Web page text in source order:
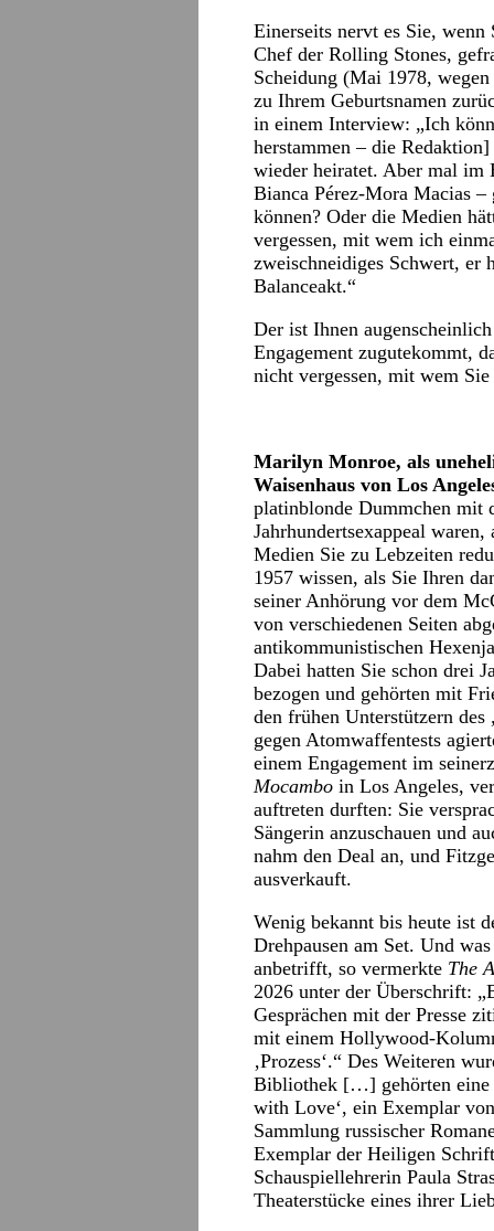
Einerseits nervt es Sie,
Chef der Rolling Stones,
Scheidung (Mai 1978,
zu Ihrem Geburtsnamen
in einem Interview: „Ich
herstammen – die
wieder heiratet. Aber mal im
Bianca Pérez-Mora Macias –
können? Oder die Medien
vergessen, mit wem ich
zweischneidiges Schwert, er
Balanceakt.“
Der ist Ihnen
Engagement zugutekommt,
nicht vergessen, mit wem
Marilyn Monroe, als
Waisenhaus von Los
platinblonde Dummchen mit
Jahrhundertsexappeal
Medien Sie zu Lebzeiten
1957 wissen, als Sie Ihren
seiner Anhörung vor dem
von verschiedenen Seiten
antikommunistischen
Dabei hatten Sie schon drei
bezogen und gehörten mit
den frühen Unterstützern
gegen Atomwaffentests
einem Engagement im
Mocambo in Los Angeles,
auftreten durften: Sie
Sängerin anzuschauen und
nahm den Deal an, und
ausverkauft.
Wenig bekannt bis heute ist
Drehpausen am Set. Und
anbetrifft, so vermerkte The
2026 unter der Überschrift:
Gesprächen mit der Presse
mit einem Hollywood-
‚Prozess‘.“ Des Weiteren
Bibliothek […] gehörten eine
with Love‘, ein Exemplar
Sammlung russischer
Exemplar der Heiligen
Schauspiellehrerin Paula
Theaterstücke eines ihrer